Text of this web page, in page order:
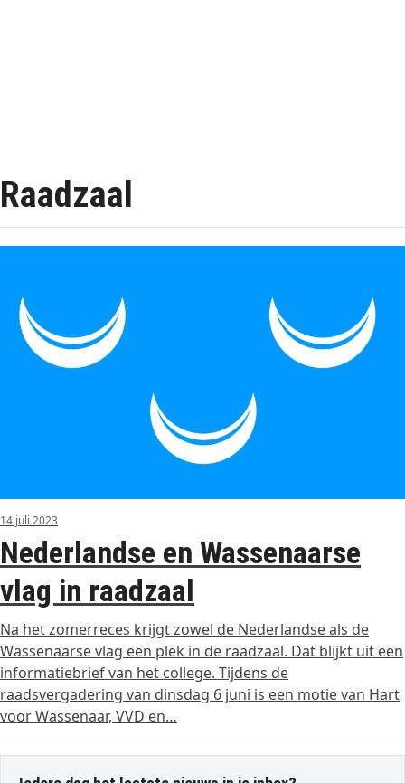
Raadzaal
14 juli 2023
Nederlandse en Wassenaarse
vlag in raadzaal
Na het zomerreces krijgt zowel de Nederlandse als de
Wassenaarse vlag een plek in de raadzaal. Dat blijkt uit een
informatiebrief van het college. Tijdens de
raadsvergadering van dinsdag 6 juni is een motie van Hart
voor Wassenaar, VVD en…